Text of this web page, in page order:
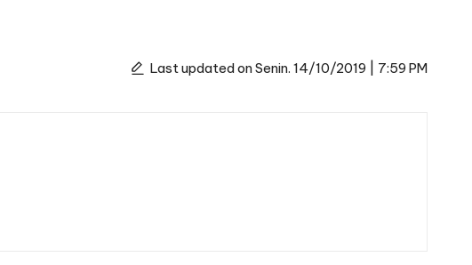
Last updated on Senin. 14/10/2019 | 7:59 PM